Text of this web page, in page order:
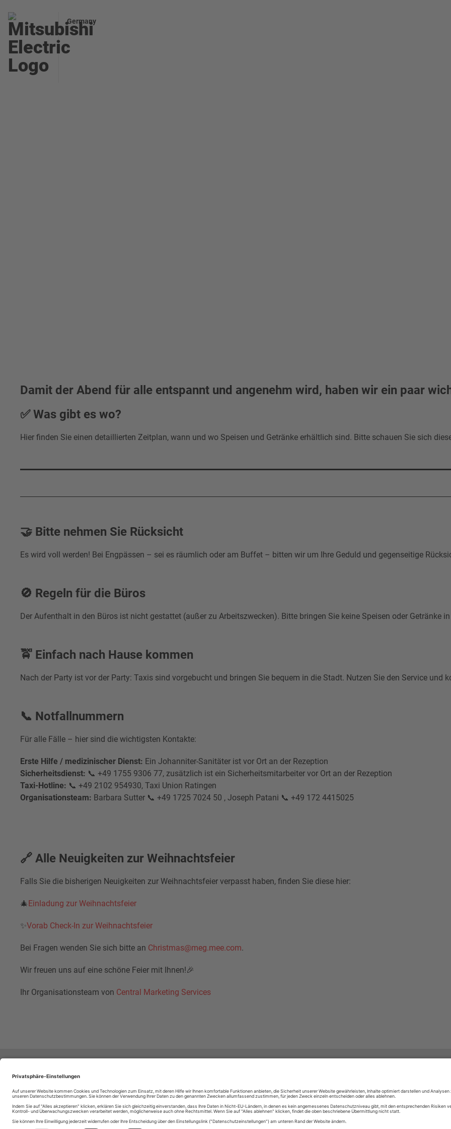
Germany
Damit der Abend für alle entspannt und angenehm wird, haben wir ein paar
✅ Was gibt es wo?
Hier finden Sie einen detaillierten Zeitplan, wann und wo Speisen und Getränke erhältlich sind. Bitte schauen Sie sich
🤝 Bitte nehmen Sie Rücksicht
Es wird voll werden! Bei Engpässen – sei es räumlich oder am Buffet – bitten wir um Ihre Geduld und gegenseitige
🚫 Regeln für die Büros
Der Aufenthalt in den Büros ist nicht gestattet (außer zu Arbeitszwecken). Bitte bringen Sie keine Speisen oder Getränke
🚖 Einfach nach Hause kommen
Nach der Party ist vor der Party: Taxis sind vorgebucht und bringen Sie bequem in die Stadt. Nutzen Sie den Service und
📞 Notfallnummern
Für alle Fälle – hier sind die wichtigsten Kontakte:
Erste Hilfe / medizinischer Dienst: Ein Johanniter-Sanitäter ist vor Ort an der Rezeption
Sicherheitsdienst: 📞 +49 1755 9306 77, zusätzlich ist ein Sicherheitsmitarbeiter vor Ort an der Rezeption
Taxi-Hotline: 📞 +49 2102 954930, Taxi Union Ratingen
Organisationsteam: Barbara Sutter 📞 +49 1725 7024 50 , Joseph Patani 📞 +49 172 4415025
🔗 Alle Neuigkeiten zur Weihnachtsfeier
Falls Sie die bisherigen Neuigkeiten zur Weihnachtsfeier verpasst haben, finden Sie diese hier:
🎄Einladung zur Weihnachtsfeier
✨Vorab Check-In zur Weihnachtsfeier
Bei Fragen wenden Sie sich bitte an Christmas@meg.mee.com.
Wir freuen uns auf eine schöne Feier mit Ihnen!🎉
Ihr Organisationsteam von Central Marketing Services
Follow Mitsubishi Electric
Social media approved accounts